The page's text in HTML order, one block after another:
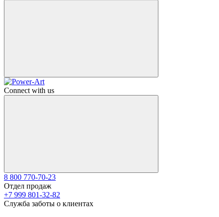
Connect with us
8 800 770-70-23
Отдел продаж
+7 999 801-32-82
Служба заботы о клиентах